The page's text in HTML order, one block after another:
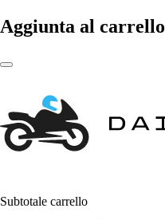
Aggiunta al
Subtotale carrello